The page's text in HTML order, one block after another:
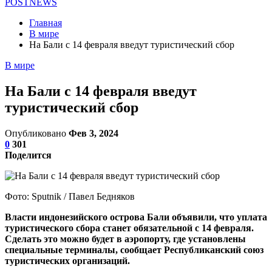
POSTNEWS
Главная
В мире
На Бали с 14 февраля введут туристический сбор
В мире
На Бали с 14 февраля введут
туристический сбор
Опубликовано Фев 3, 2024
0 301
Поделится
Фото: Sputnik / Павел Бедняков
Власти индонезийского острова Бали объявили, что уплата
туристического сбора станет обязательной с 14 февраля.
Сделать это можно будет в аэропорту, где установлены
специальные терминалы, сообщает Республиканский союз
туристических организаций.